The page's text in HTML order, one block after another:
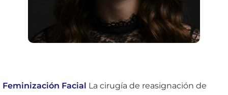
Feminización Facial La cirugía de reasignación de